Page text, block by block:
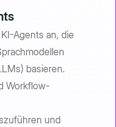
Agents an, die
basieren.
Workflow-
und